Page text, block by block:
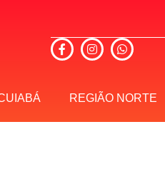
REGIÃO NORTE